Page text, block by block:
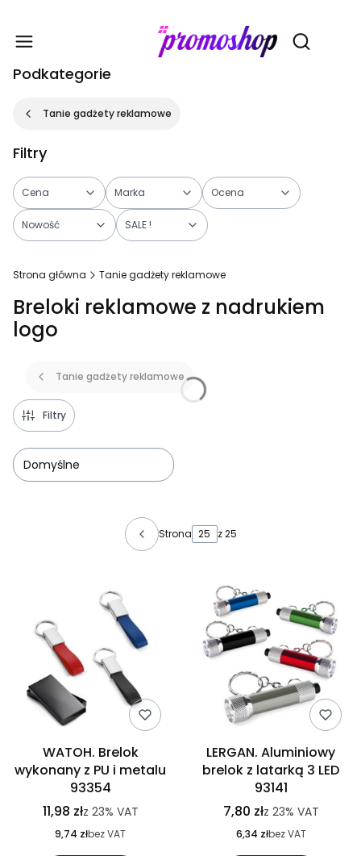
Otwórz
Podkategorie
Tanie gadżety reklamowe
Filtry
Cena Marka Ocena
Nowość SALE !
Strona główna Tanie gadżety reklamowe
Breloki reklamowe z nadrukiem
logo
Tanie gadżety reklamowe
Filtry
Domyślne
Strona z 25
WATOH. Brelok
wykonany z PU i metalu
93354
11,98 złz 23% VAT
9,74 złbez VAT
LERGAN. Aluminiowy
brelok z latarką 3 LED
93141
7,80 złz 23% VAT
6,34 złbez VAT